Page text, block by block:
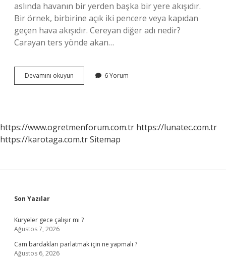
aslında havanın bir yerden başka bir yere akışıdır.
Bir örnek, birbirine açık iki pencere veya kapıdan
geçen hava akışıdır. Cereyan diğer adı nedir?
Carayan ters yönde akan…
Devamını okuyun Cereyan
Nedir
6 Yorum
https://www.ogretmenforum.com.tr https://lunatec.com.tr
https://karotaga.com.trSitemap
Sidebar
Son Yazılar
Kuryeler gece çalışır mı ?
Ağustos 7, 2026
Cam bardakları parlatmak için ne yapmalı ?
Ağustos 6, 2026